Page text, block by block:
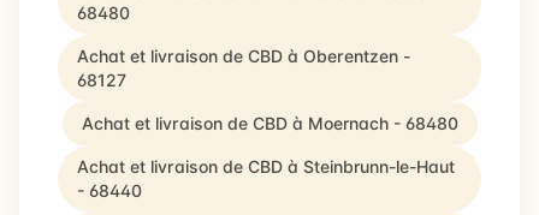
68480
Achat et livraison de CBD à Oberentzen -
68127
Achat et livraison de CBD à Moernach - 68480
Achat et livraison de CBD à Steinbrunn-le-Haut
- 68440